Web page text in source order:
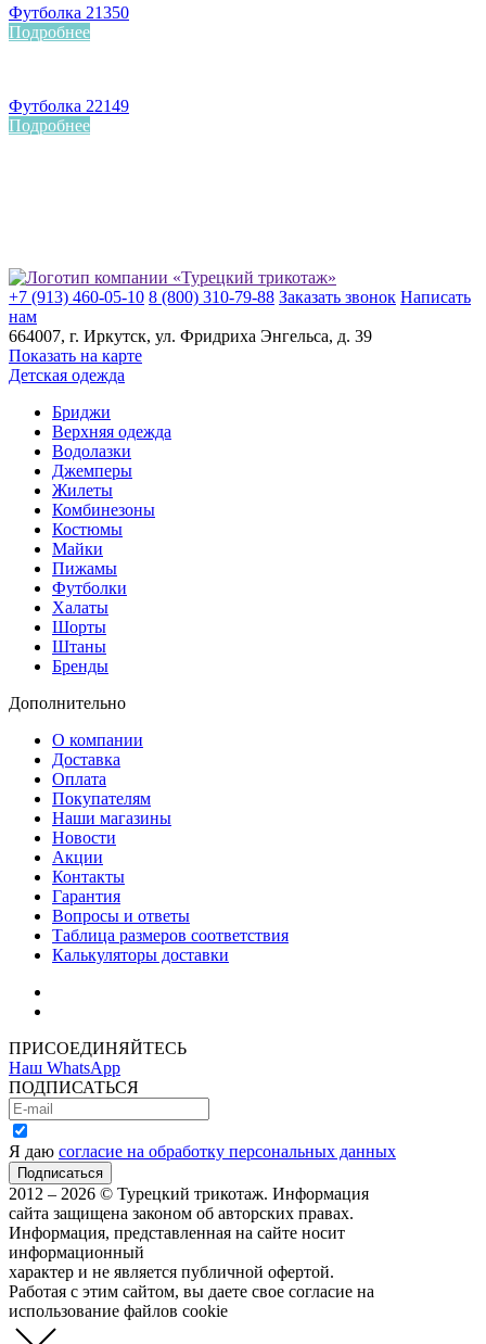
Футболка 21350
Подробнее
Футболка 22149
Подробнее
+7 (913) 460-05-10 8 (800) 310-79-88 Заказать звонок Написать
нам
664007, г. Иркутск, ул. ​Фридриха Энгельса, д. 39
Показать на карте
Детская одежда
Бриджи
Верхняя одежда
Водолазки
Джемперы
Жилеты
Комбинезоны
Костюмы
Майки
Пижамы
Футболки
Халаты
Шорты
Штаны
Бренды
Дополнительно
О компании
Доставка
Оплата
Покупателям
Наши магазины
Новости
Акции
Контакты
Гарантия
Вопросы и ответы
Таблица размеров соответствия
Калькуляторы доставки
ПРИСОЕДИНЯЙТЕСЬ
Наш WhatsApp
ПОДПИСАТЬСЯ
Я даю согласие на обработку персональных данных
2012 – 2026 © Турецкий трикотаж. Информация
сайта защищена законом об авторских правах.
Информация, представленная на сайте носит
информационный
характер и не является публичной офертой.
Работая с этим сайтом, вы даете свое согласие на
использование файлов cookie